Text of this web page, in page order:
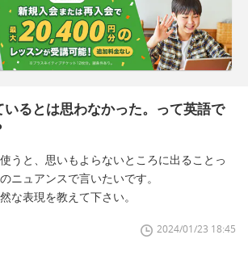
いるとは思わなかった。って英語で
うと、思いもよらないところに出ることっ
ニュアンスで言いたいです。
な表現を教えて下さい。
2024/01/23 18:45